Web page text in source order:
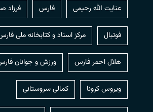
عنایت الله رحیمی فارس فرزاد
فوتبال مرکز اسناد و کتابخانه ملی
هلال احمر فارس ورزش و جوانان
ویروس کرونا کمالی سروستانی